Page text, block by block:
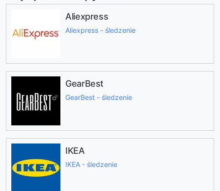
Aliexpress
Aliexpress - śledzenie
GearBest
GearBest - śledzenie
IKEA
IKEA - śledzenie